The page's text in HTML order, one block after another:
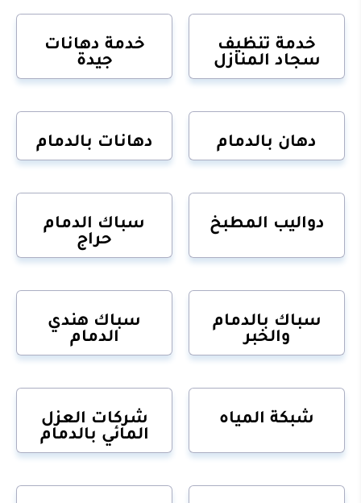
خدمة تنظيف
سجاد المنازل
خدمة دهانات
جيدة
دهان بالدمام دهانات بالدمام
دواليب المطبخ
سباك الدمام
حراج
سباك بالدمام
والخبر
سباك هندي
الدمام
شبكة المياه
شركات العزل
المائي بالدمام